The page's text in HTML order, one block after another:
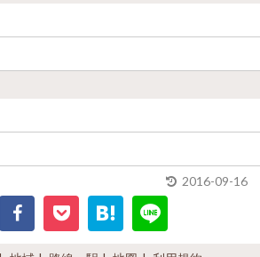
2016-09-16